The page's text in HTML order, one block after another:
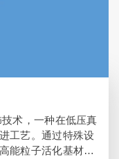
术，一种在低压真
工艺。通过特殊设
能粒子活化基材表